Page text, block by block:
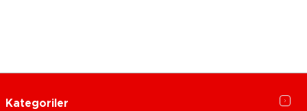
Kategoriler